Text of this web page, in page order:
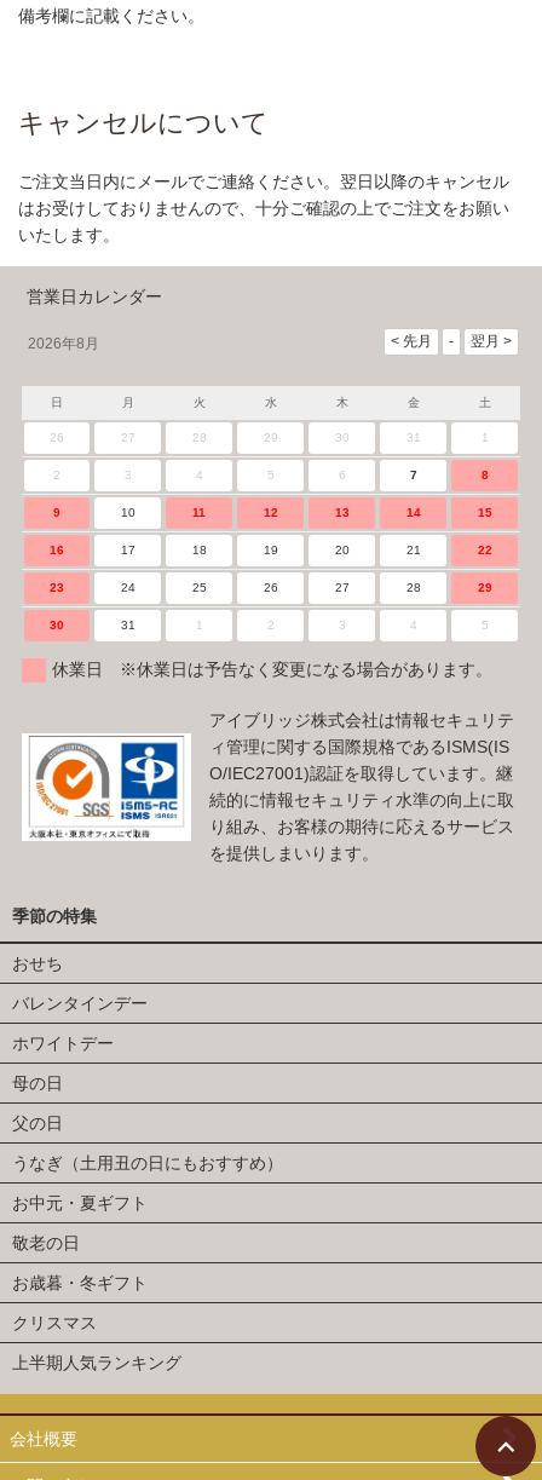
備考欄に記載ください。
キャンセルについて
ご注文当日内にメールでご連絡ください。翌日以降のキャンセル
はお受けしておりませんので、十分ご確認の上でご注文をお願い
いたします。
営業日カレンダー
2026年8月
日 月 火 水 木 金 土
26 27 28 29 30 31 1
2 3 4 5 6 7 8
9 10 11 12 13 14 15
16 17 18 19 20 21 22
23 24 25 26 27 28 29
30 31 1 2 3 4 5
休業日 ※休業日は予告なく変更になる場合があります。
アイブリッジ株式会社は情報セキュリテ
ィ管理に関する国際規格であるISMS(IS
O/IEC27001)認証を取得しています。継
続的に情報セキュリティ水準の向上に取
り組み、お客様の期待に応えるサービス
を提供しまいります。
季節の特集
おせち
バレンタインデー
ホワイトデー
母の日
父の日
うなぎ（土用丑の日にもおすすめ）
お中元・夏ギフト
敬老の日
お歳暮・冬ギフト
クリスマス
上半期人気ランキング
会社概要